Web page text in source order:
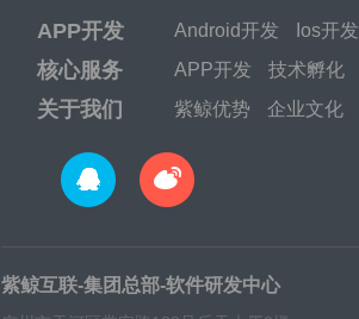
APP开发 Android开发 Ios开发
核心服务 APP开发 技术孵化
关于我们 紫鲸优势 企业文化
紫鲸互联-集团总部-软件研发中心